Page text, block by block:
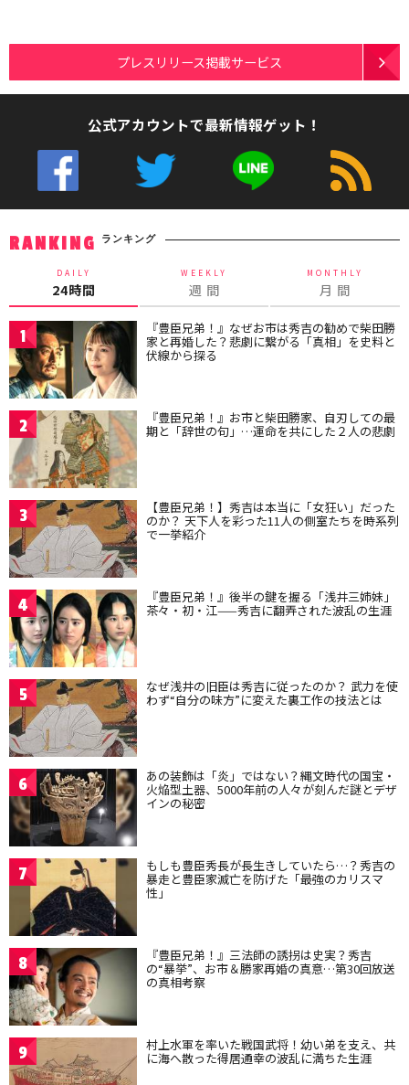
プレスリリース掲載サービス
公式アカウントで最新情報ゲット！
RANKING ランキング
DAILY
24時間
WEEKLY
週 間
MONTHLY
月 間
1 『豊臣兄弟！』なぜお市は秀吉の勧めで柴田勝
家と再婚した？悲劇に繋がる「真相」を史料と
伏線から探る
2 『豊臣兄弟！』お市と柴田勝家、自刃しての最
期と「辞世の句」…運命を共にした２人の悲劇
3 【豊臣兄弟！】秀吉は本当に「女狂い」だった
のか？ 天下人を彩った11人の側室たちを時系列
で一挙紹介
4 『豊臣兄弟！』後半の鍵を握る「浅井三姉妹」
茶々・初・江——秀吉に翻弄された波乱の生涯
5 なぜ浅井の旧臣は秀吉に従ったのか？ 武力を使
わず“自分の味方”に変えた裏工作の技法とは
6 あの装飾は「炎」ではない？縄文時代の国宝・
火焔型土器、5000年前の人々が刻んだ謎とデザ
インの秘密
7 もしも豊臣秀長が長生きしていたら…？秀吉の
暴走と豊臣家滅亡を防げた「最強のカリスマ
性」
8 『豊臣兄弟！』三法師の誘拐は史実？秀吉
の“暴挙”、お市＆勝家再婚の真意…第30回放送
の真相考察
9 村上水軍を率いた戦国武将！幼い弟を支え、共
に海へ散った得居通幸の波乱に満ちた生涯